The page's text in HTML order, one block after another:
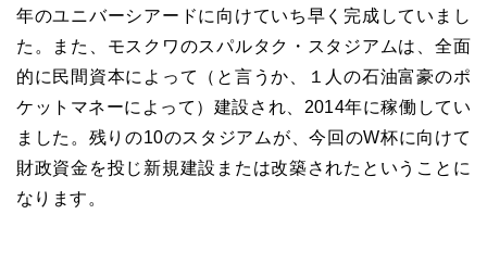
年のユニバーシアードに向けていち早く完成していまし
た。また、モスクワのスパルタク・スタジアムは、全面
的に民間資本によって（と言うか、１人の石油富豪のポ
ケットマネーによって）建設され、 2014年に稼働してい
ました。残りの10のスタジアムが、今回のW杯に向けて
財政資金を投じ新規建設または改築されたということに
なります。